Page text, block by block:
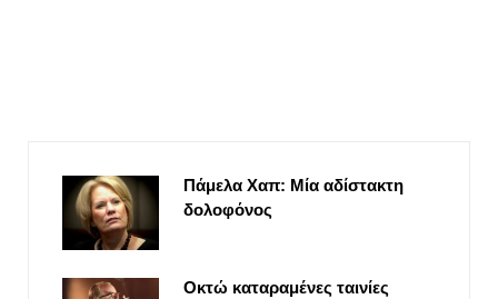
Πάμελα Χαπ: Μία αδίστακτη
δολοφόνος
Οκτώ καταραμένες ταινίες